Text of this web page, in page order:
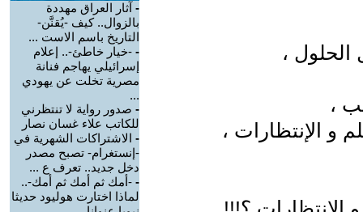
الحلول ،
،
و الإنتظارات ،
- آثار العراق مهددة
بالزوال.. كيف -يُقنَّن-
التاريخ باسم الاست ...
- -خيار خاطئ-.. إعلام
إسرائيلي يهاجم فنانة
مصرية تخلت عن يهودي
...
- صدور رواية لا تنتظرني
للكاتب علاء غسان نصار
- الاشتراكات الشهرية في
-إنستغرام- تصبح مصدر
دخل جديد.. تعرف ع ...
- -أمك ثم أمك ثم أمك-..
لماذا اختارت هوليود حديثا